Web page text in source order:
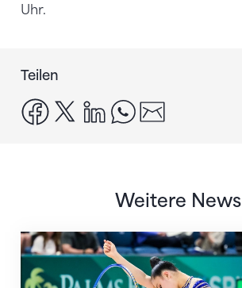
Uhr.
Teilen
facebook
x linkedinwhatsapp
Weitere News
Nächster Halt: Weltmeisterschaft